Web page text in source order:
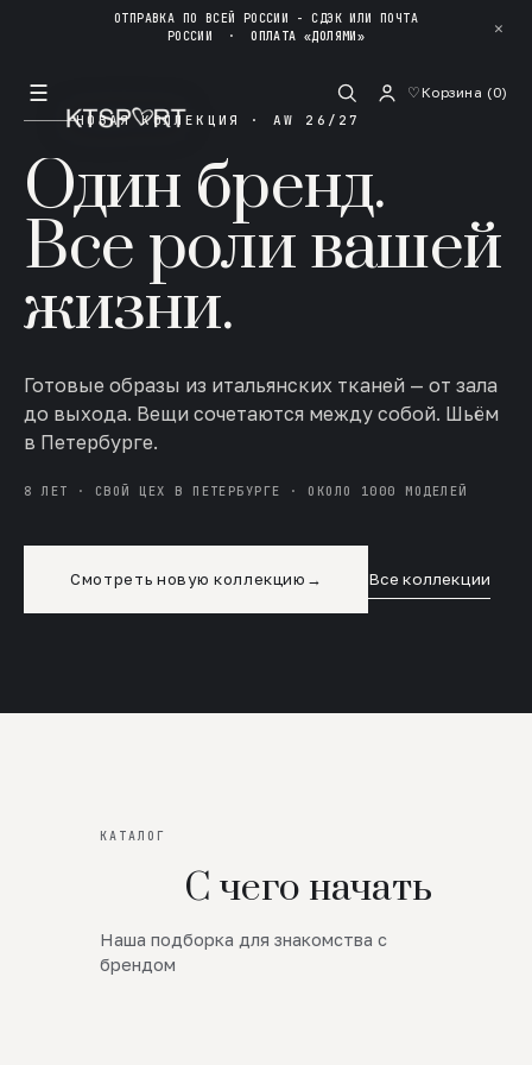
ОТПРАВКА ПО ВСЕЙ РОССИИ - СДЭК ИЛИ ПОЧТА
РОССИИ ·ОПЛАТА «ДОЛЯМИ» ✕
☰ ♡Корзина (0)
НОВАЯ КОЛЛЕКЦИЯ · AW 26/27
Один бренд.
Все роли вашей
жизни.
Готовые образы из итальянских тканей — от зала
до выхода. Вещи сочетаются между собой. Шьём
в Петербурге.
8 ЛЕТ · СВОЙ ЦЕХ В ПЕТЕРБУРГЕ · ОКОЛО 1000 МОДЕЛЕЙ
Смотреть новую коллекцию → Все коллекции
КАТАЛОГ
С чего начать
Наша подборка для знакомства с
брендом
Новинки
SALE